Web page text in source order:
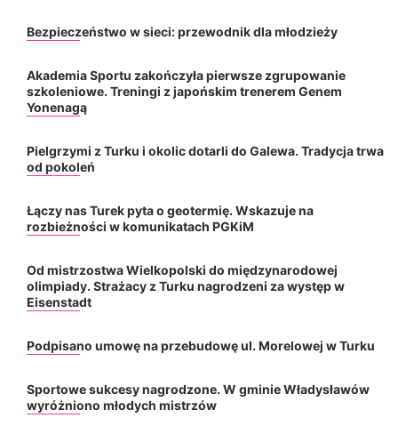
Bezpieczeństwo w sieci: przewodnik dla młodzieży
Akademia Sportu zakończyła pierwsze zgrupowanie
szkoleniowe. Treningi z japońskim trenerem Genem
Yonenagą
Pielgrzymi z Turku i okolic dotarli do Galewa. Tradycja trwa
od pokoleń
Łączy nas Turek pyta o geotermię. Wskazuje na
rozbieżności w komunikatach PGKiM
Od mistrzostwa Wielkopolski do międzynarodowej
olimpiady. Strażacy z Turku nagrodzeni za występ w
Eisenstadt
Podpisano umowę na przebudowę ul. Morelowej w Turku
Sportowe sukcesy nagrodzone. W gminie Władysławów
wyróżniono młodych mistrzów